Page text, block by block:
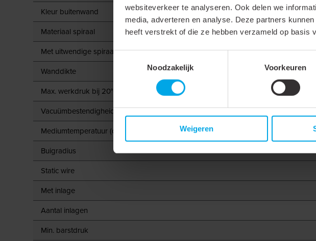
websiteverkeer te analyseren. Ook delen we
media, adverteren en analyse. Deze partners
heeft verstrekt of die ze hebben verzameld op basis
Toestemmingsselectie
Noodzakelijk
Voorkeuren
Weigeren
Kleur buitenwand
Materiaal spiraal
Met uitwendige spiraal
Wanddikte
Max. werkdruk bij 20°C
Vacuümbestendigheid bij 20 °C
Mediumtemperatuur (continu)
Buigradius
Static wire
Met inlage
Aantal inlagen
Min. barstdruk